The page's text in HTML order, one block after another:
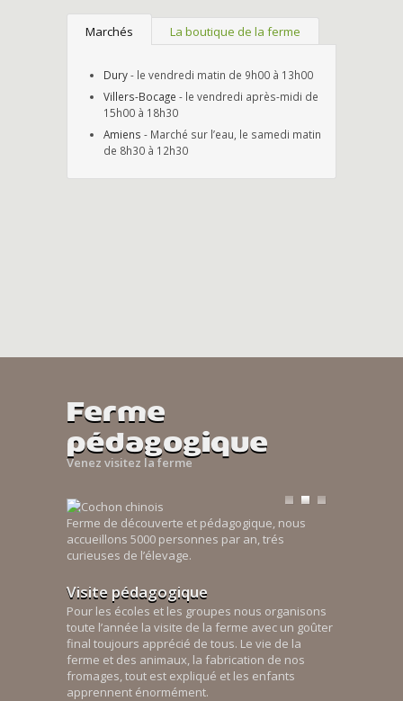
Marchés La boutique de la ferme
Dury- le vendredi matin de 9h00 à 13h00
Villers-Bocage - le vendredi après-midi de
15h00 à 18h30
Amiens - Marché sur l’eau, le samedi matin
de 8h30 à 12h30
Ferme
pédagogique
Venez visitez la ferme
Ferme de découverte et pédagogique, nous
accueillons 5000 personnes par an, trés
curieuses de l’élevage.
Visite pédagogique
Pour les écoles et les groupes nous organisons
toute l’année la visite de la ferme avec un goûter
final toujours apprécié de tous. Le vie de la
ferme et des animaux, la fabrication de nos
fromages, tout est expliqué et les enfants
apprennent énormément.